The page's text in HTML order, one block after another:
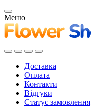
Меню
Доставка
Оплата
Контакти
Відгуки
Статус замовлення